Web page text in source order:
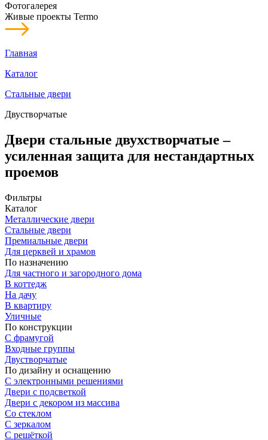
Фотогалерея
Живые проекты Termo
Главная
Каталог
Стальные двери
Двустворчатые
Двери стальные двухстворчатые –
усиленная защита для нестандартных
проемов
Фильтры
Каталог
Металлические двери
Стальные двери
Премиальные двери
Для церквей и храмов
По назначению
Для частного и загородного дома
В коттедж
На дачу
В квартиру
Уличные
По конструкции
С фрамугой
Входные группы
Двустворчатые
По дизайну и оснащению
С электронными решениями
Двери с подсветкой
Двери с декором из массива
Со стеклом
С зеркалом
С решёткой